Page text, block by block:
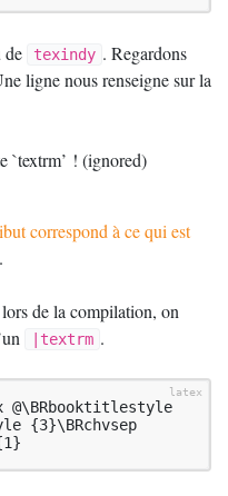
de texindy . Regardons
ligne nous renseigne sur la
`textrm’ ! (ignored)
correspond à ce qui est
.
de la compilation, on
|textrm .
{3}\BRchvsep